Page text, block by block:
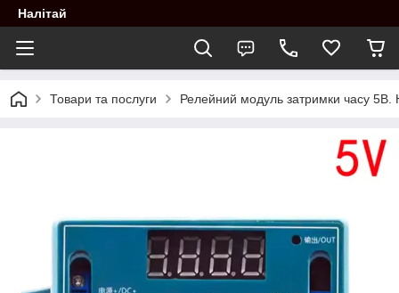
Налітай
Товари та послуги Релейний модуль затримки часу